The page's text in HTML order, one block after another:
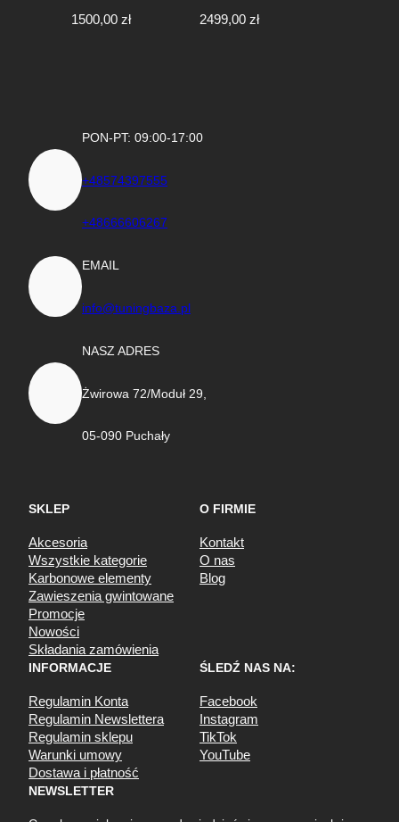
1500,00 zł 2499,00 zł
PON-PT: 09:00-17:00
+48574397555
+48666606267
EMAIL
info@tuningbaza.pl
NASZ ADRES
Żwirowa 72/Moduł 29,
05-090 Puchały
SKLEP
Akcesoria
Wszystkie kategorie
Karbonowe elementy
Zawieszenia gwintowane
Promocje
Nowości
Składania zamówienia
O FIRMIE
Kontakt
O nas
Blog
INFORMACJE
Regulamin Konta
Regulamin Newslettera
Regulamin sklepu
Warunki umowy
Dostawa i płatność
ŚLEDŹ NAS NA:
Facebook
Instagram
TikTok
YouTube
NEWSLETTER